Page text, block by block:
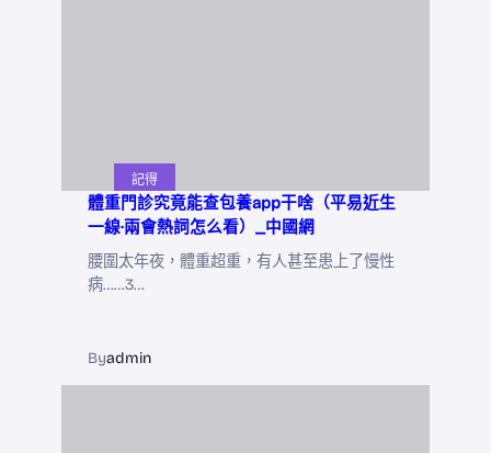
記得
體重門診究竟能查包養app干啥（平易近生
一線·兩會熱詞怎么看）_中國網
腰圍太年夜，體重超重，有人甚至患上了慢性
病……3…
Byadmin